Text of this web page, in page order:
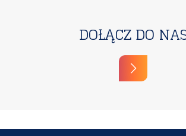
DOŁĄCZ DO